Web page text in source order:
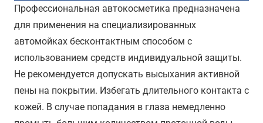
Профессиональная автокосметика предназначена
для применения на специализированных
автомойках бесконтактным способом с
использованием средств индивидуальной защиты.
Не рекомендуется допускать высыхания активной
пены на покрытии. Избегать длительного контакта с
кожей. В случае попадания в глаза немедленно